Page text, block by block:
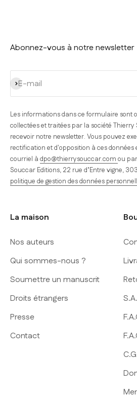
Abonnez-vous à notre newsletter
E-mail
S'inscrire
Les informations dans ce formulaire sont
collectées et traitées par la société Thierry
recevoir notre newsletter. Vous pouvez
rectification et d'opposition à ces
courriel à dpo@thierrysouccar.com ou
Souccar Editions, 22 rue d’Entre vigne,
politique de gestion des données
La maison
Nos auteurs
Qui sommes-nous ?
Soumettre un manuscrit
Droits étrangers
Presse
Contact